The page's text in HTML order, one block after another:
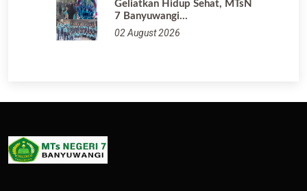
Geliatkan Hidup Sehat, MTsN
7 Banyuwangi…
02 August 2026